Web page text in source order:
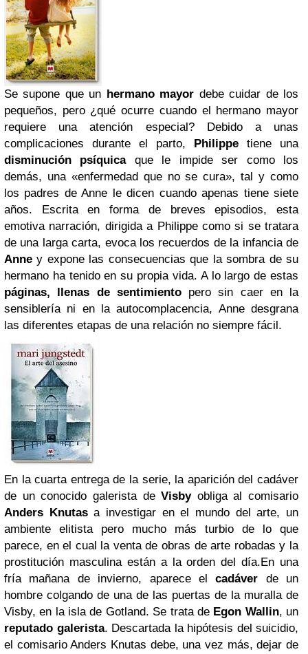
Se supone que un hermano mayor debe cuidar de los
pequeños, pero ¿qué ocurre cuando el hermano mayor
requiere una atención especial? Debido a unas
complicaciones durante el parto, Philippe tiene una
disminución psíquicaque le impide ser como los
demás, una «enfermedad que no se cura», tal y como
los padres de Anne le dicen cuando apenas tiene siete
años. Escrita en forma de breves episodios, esta
emotiva narración, dirigida a Philippe como si se tratara
de una larga carta, evoca los recuerdos de la infancia de
Anney expone las consecuencias que la sombra de su
hermano ha tenido en su propia vida. A lo largo de estas
páginas, llenas de sentimientopero sin caer en la
sensiblería ni en la autocomplacencia, Anne desgrana
las diferentes etapas de una relación no siempre fácil.
En la cuarta entrega de la serie, la aparición del cadáver
de un conocido galerista deVisbyobliga al comisario
Anders Knutasa investigar en el mundo del arte, un
ambiente elitista pero mucho más turbio de lo que
parece, en el cual la venta de obras de arte robadas y la
prostitución masculina están a la orden del día.En una
fría mañana de invierno, aparece elcadáver de un
hombre colgando de una de las puertas de la muralla de
Visby, en la isla de Gotland. Se trata de Egon Wallin, un
reputado galerista. Descartada la hipótesis del suicidio,
el comisario Anders Knutas debe, una vez más, dejar de